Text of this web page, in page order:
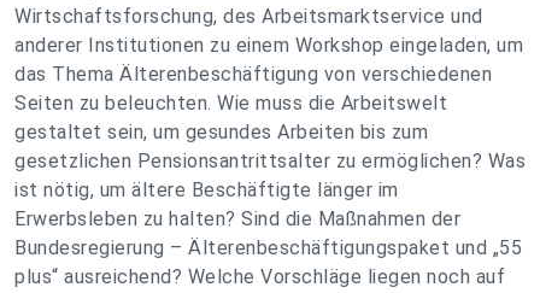
Wirtschaftsforschung, des Arbeitsmarktservice und
anderer Institutionen zu einem Workshop eingeladen, um
das Thema Älterenbeschäftigung von verschiedenen
Seiten zu beleuchten. Wie muss die Arbeitswelt
gestaltet sein, um gesundes Arbeiten bis zum
gesetzlichen Pensionsantrittsalter zu ermöglichen? Was
ist nötig, um ältere Beschäftigte länger im
Erwerbsleben zu halten? Sind die Maßnahmen der
Bundesregierung – Älterenbeschäftigungspaket und „55
plus“ ausreichend? Welche Vorschläge liegen noch auf